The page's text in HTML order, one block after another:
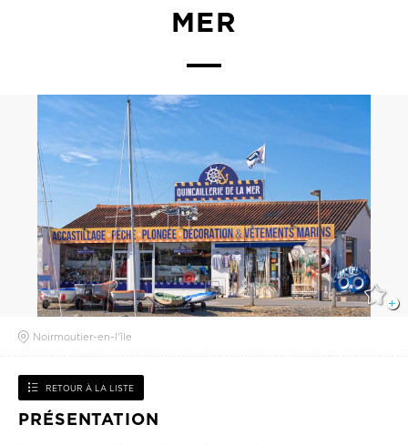
MER
Noirmoutier-en-l'île
RETOUR À LA LISTE
PRÉSENTATION